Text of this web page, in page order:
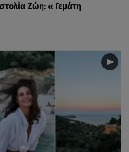
Ζώη: « Γεμάτη